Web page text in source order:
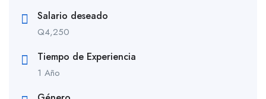
Salario deseado
Q4,250
Tiempo de Experiencia
1 Año